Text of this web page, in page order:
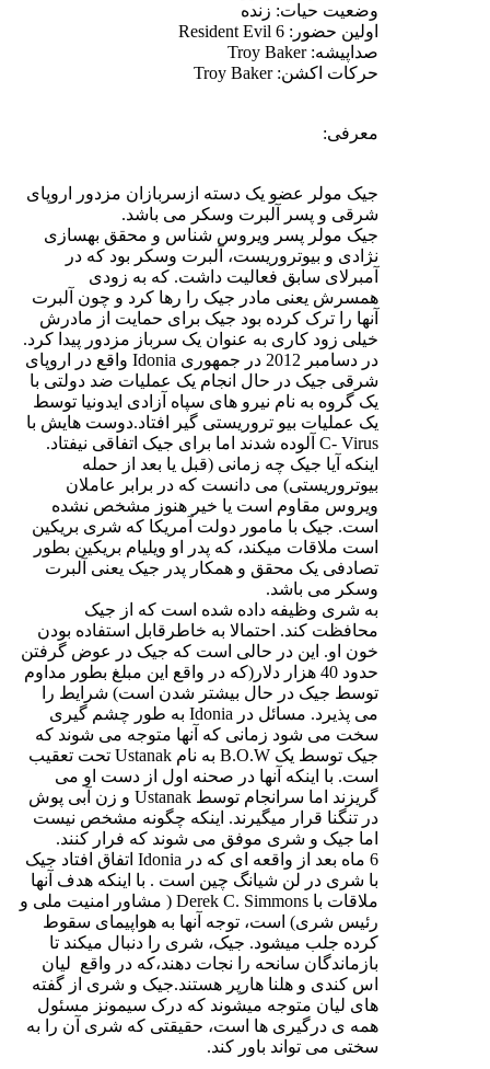
وضعیت حیات: زنده
اولین حضور: Resident Evil 6
صداپیشه: Troy Baker
حرکات اکشن: Troy Baker
معرفی:
جیک مولر عضو یک دسته ازسربازان مزدور اروپای
شرقی و پسر آلبرت وسکر می باشد.
جیک مولر پسر ویروس شناس و محقق بهسازی
نژادی و بیوتروریست، آلبرت وسکر بود که در
آمبرلای سابق فعالیت داشت. که به زودی
همسرش یعنی مادر جیک را رها کرد و چون آلبرت
آنها را ترک کرده بود جیک برای حمایت از مادرش
خیلی زود کاری به عنوان یک سرباز مزدور پیدا کرد.
در دسامبر 2012 در جمهوری Idonia واقع در اروپای
شرقی جیک در حال انجام یک عملیات ضد دولتی با
یک گروه به نام نیرو های سپاه آزادی ایدونیا توسط
یک عملیات بیو تروریستی گیر افتاد.دوست هایش با
C- Virus آلوده شدند اما برای جیک اتفاقی نیفتاد.
اینکه آیا جیک چه زمانی (قبل یا بعد از حمله
بیوتروریستی) می دانست که در برابر عاملان
ویروس مقاوم است یا خیر هنوز مشخص نشده
است. جیک با مامور دولت آمریکا که شری بریکین
است ملاقات میکند، که پدر او ویلیام بریکین بطور
تصادفی یک محقق و همکار پدر جیک یعنی آلبرت
وسکر می باشد.
به شری وظیفه داده شده است که از جیک
محافظت کند. احتمالا به خاطرقابل استفاده بودن
خون او. این در حالی است که جیک در عوض گرفتن
حدود 40 هزار دلار(که در واقع این مبلغ بطور مداوم
توسط جیک در حال بیشتر شدن است) شرایط را
می پذیرد. مسائل در Idonia به طور چشم گیری
سخت می شود زمانی که آنها متوجه می شوند که
جیک توسط یک B.O.W به نام Ustanak تحت تعقیب
است. با اینکه آنها در صحنه اول از دست او می
گریزند اما سرانجام توسط Ustanak و زن آبی پوش
در تنگنا قرار میگیرند. اینکه چگونه مشخص نیست
اما جیک و شری موفق می شوند که فرار کنند.
6 ماه بعد از واقعه ای که در Idonia اتفاق افتاد جیک
با شری در لن شیانگ چین است . با اینکه هدف آنها
ملاقات با Derek C. Simmons ( مشاور امنیت ملی و
رئیس شری) است، توجه آنها به هواپیمای سقوط
کرده جلب میشود. جیک، شری را دنبال میکند تا
بازماندگان سانحه را نجات دهند،که در واقع لیان
اس کندی و هلنا هارپر هستند.جیک و شری از گفته
های لیان متوجه میشوند که درک سیمونز مسئول
همه ی درگیری ها است، حقیقتی که شری آن را به
سختی می تواند باور کند.